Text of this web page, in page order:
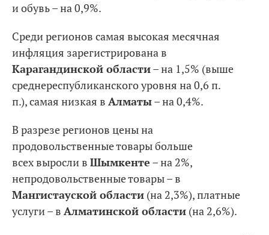
и обувь – на 0,9%.
Среди регионов самая высокая месячная
инфляция зарегистрирована в
Карагандинской области– на 1,5% (выше
среднереспубликанского уровня на 0,6 п.
п.), самая низкая в Алматы– на 0,4%.
В разрезе регионов цены на
продовольственные товары больше
всех выросли в Шымкенте – на 2%,
непродовольственные товары – в
Мангистауской области (на 2,3%), платные
услуги – в Алматинской области (на 2,6%).